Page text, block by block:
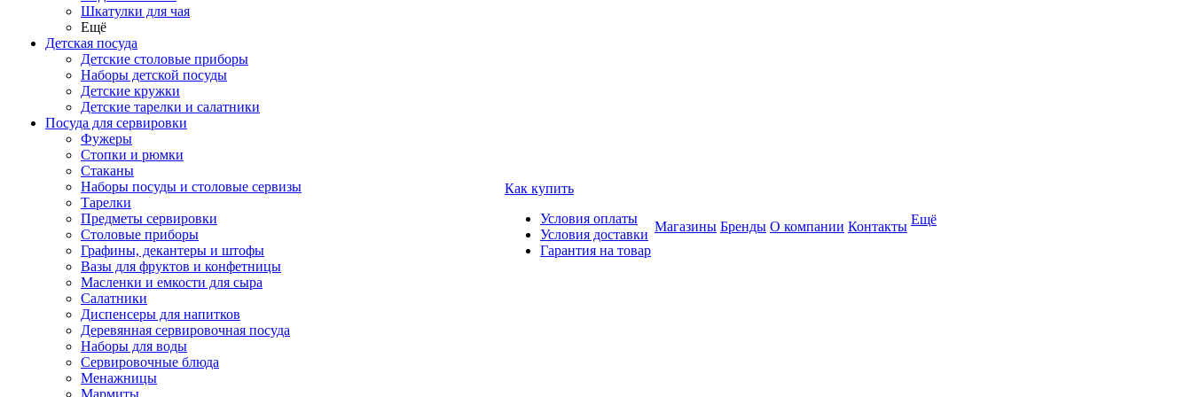
Шкатулки для чая
Ещё
Детская посуда
Детские столовые приборы
Наборы детской посуды
Детские кружки
Детские тарелки и салатники
Посуда для сервировки
Фужеры
Стопки и рюмки
Стаканы
Наборы посуды и столовые сервизы
Тарелки
Предметы сервировки
Столовые приборы
Графины, декантеры и штофы
Вазы для фруктов и конфетницы
Масленки и емкости для сыра
Салатники
Диспенсеры для напитков
Деревянная сервировочная посуда
Наборы для воды
Сервировочные блюда
Менажницы
Мармиты
Как купить
Условия оплаты
Условия доставки
Гарантия на товар
Магазины Бренды О компании Контакты Ещё